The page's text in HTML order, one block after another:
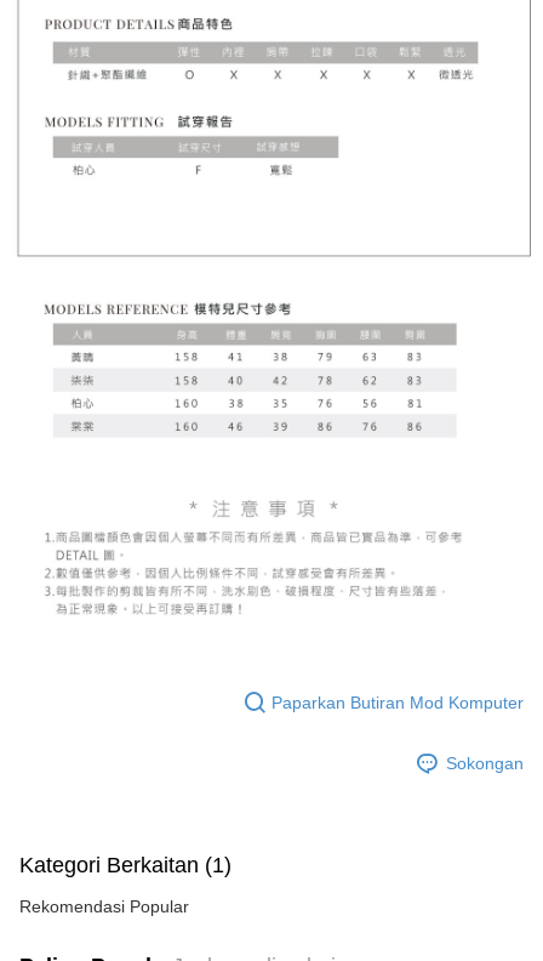
Paparkan Butiran Mod Komputer
Sokongan
Kategori Berkaitan (1)
Rekomendasi Popular